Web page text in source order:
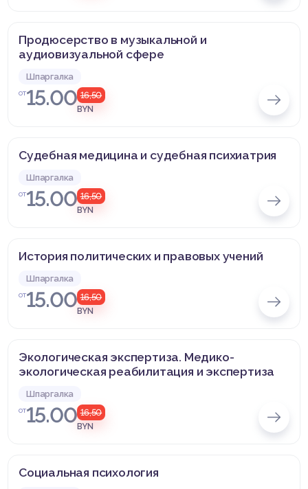
Продюсерство в музыкальной и
аудиовизуальной сфере
Шпаргалка
от15.00 16,50
BYN
Судебная медицина и судебная психиатрия
Шпаргалка
от15.00 16,50
BYN
История политических и правовых учений
Шпаргалка
от15.00 16,50
BYN
Экологическая экспертиза. Медико-
экологическая реабилитация и экспертиза
Шпаргалка
от15.00 16,50
BYN
Социальная психология